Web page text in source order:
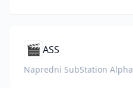
🎬 ASS
Napredni SubStation Alpha